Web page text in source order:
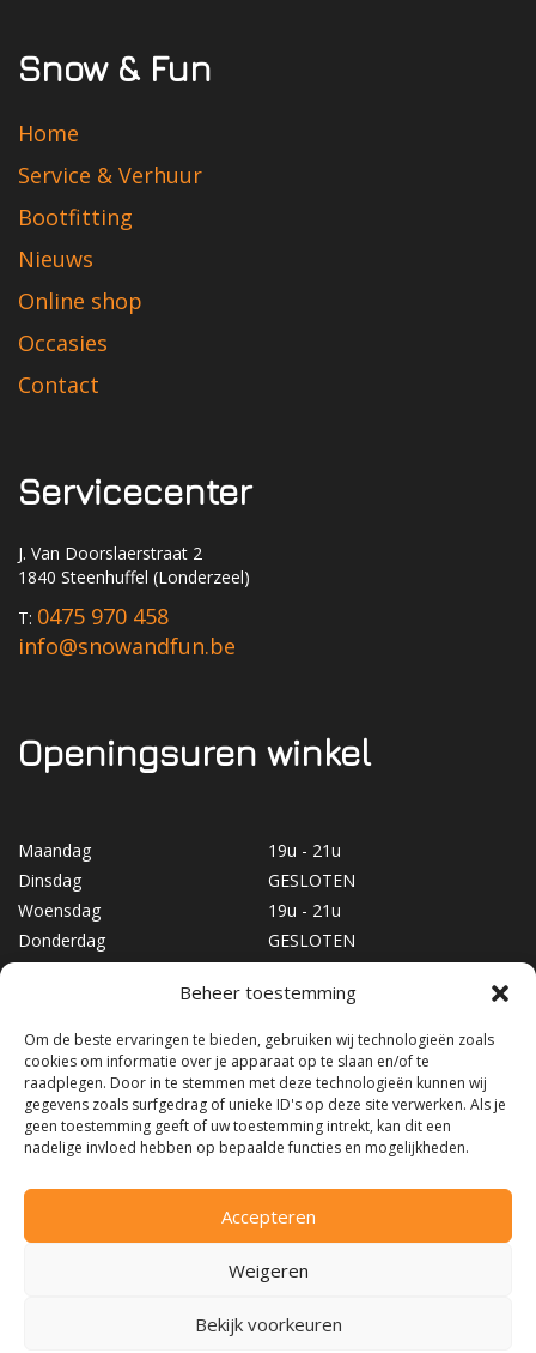
Beheer toestemming
Om de beste ervaringen te bieden, gebruiken wij technologieën zoals
cookies om informatie over je apparaat op te slaan en/of te
raadplegen. Door in te stemmen met deze technologieën kunnen wij
gegevens zoals surfgedrag of unieke ID's op deze site verwerken. Als je
geen toestemming geeft of uw toestemming intrekt, kan dit een
nadelige invloed hebben op bepaalde functies en mogelijkheden.
Accepteren
Weigeren
Bekijk voorkeuren
Snow & Fun
Home
Service & Verhuur
Bootfitting
Nieuws
Online shop
Occasies
Contact
Servicecenter
J. Van Doorslaerstraat 2
1840 Steenhuffel (Londerzeel)
T: 0475 970 458
info@snowandfun.be
Openingsuren winkel
Maandag
19u - 21u
Dinsdag
GESLOTEN
Woensdag
19u - 21u
Donderdag
GESLOTEN
Vrijdag
19u - 21u
10u - 17u
Zondag
GESLOTEN